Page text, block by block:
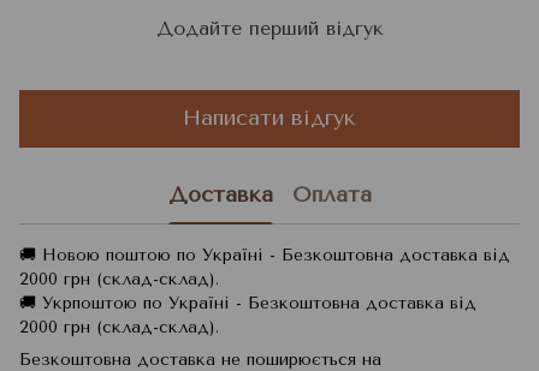
Додайте перший відгук
Написати відгук
Доставка Оплата
🚚 Новою поштою по Україні - Безкоштовна доставка від
2000 грн (склад-склад).
🚚 Укрпоштою по Україні - Безкоштовна доставка від
2000 грн (склад-склад).
Безкоштовна доставка не поширюється на